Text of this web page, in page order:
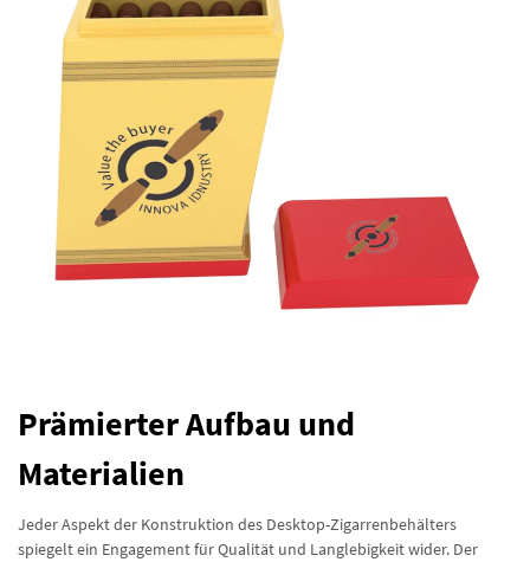
Prämierter Aufbau und
Materialien
Jeder Aspekt der Konstruktion des Desktop-Zigarrenbehälters
spiegelt ein Engagement für Qualität und Langlebigkeit wider. Der